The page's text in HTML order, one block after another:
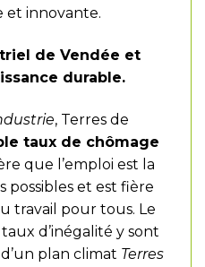
et innovante.
de Vendée et
durable.
, Terres de
taux de chômage
que l’emploi est la
possibles et est fière
travail pour tous. Le
d’inégalité y sont
plan climat Terres